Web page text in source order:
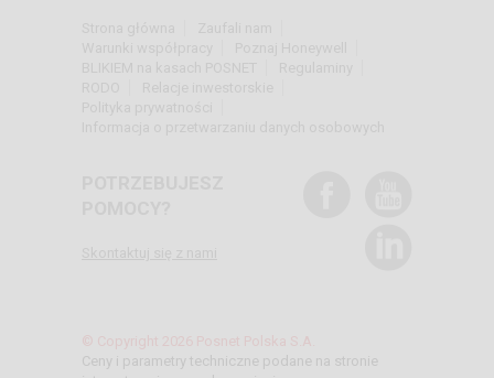
Ceny i parametry techniczne podane na stronie